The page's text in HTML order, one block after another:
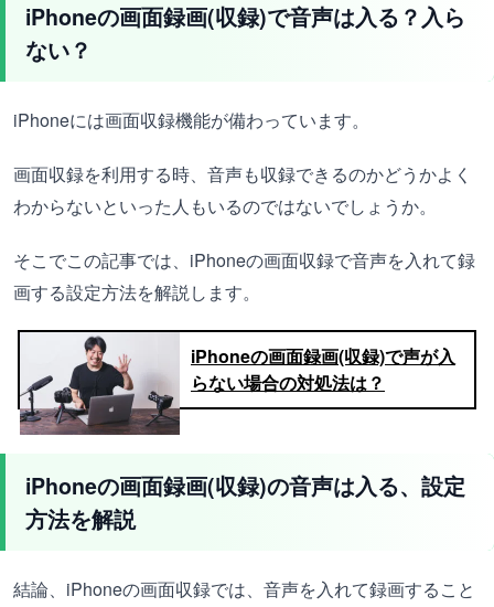
iPhoneの画面録画(収録)で音声は入る？入ら
ない？
iPhoneには画面収録機能が備わっています。
画面収録を利用する時、音声も収録できるのかどうかよく
わからないといった人もいるのではないでしょうか。
そこでこの記事では、iPhoneの画面収録で音声を入れて録
画する設定方法を解説します。
iPhoneの画面録画(収録)で声が入
らない場合の対処法は？
iPhoneの画面録画(収録)の音声は入る、設定
方法を解説
結論、iPhoneの画面収録では、音声を入れて録画すること